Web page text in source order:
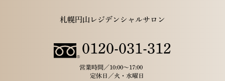
札幌円山レジデンシャルサロン
0120-031-312
営業時間／10:00～17:00
定休日／火・水曜日